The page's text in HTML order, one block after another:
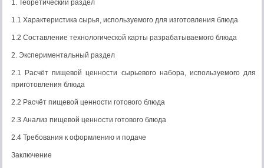
1. Теоретический раздел
1.1 Характеристика сырья, используемого для изготовления блюда
1.2 Составление технологической карты разрабатываемого блюда
2. Экспериментальный раздел
2.1 Расчёт пищевой ценности сырьевого набора, используемого для
приготовления блюда
2.2 Расчёт пищевой ценности готового блюда
2.3 Анализ пищевой ценности готового блюда
2.4 Требования к оформлению и подаче
Заключение